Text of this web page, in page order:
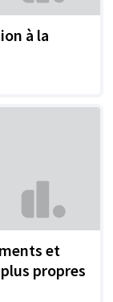
à la
et
propres